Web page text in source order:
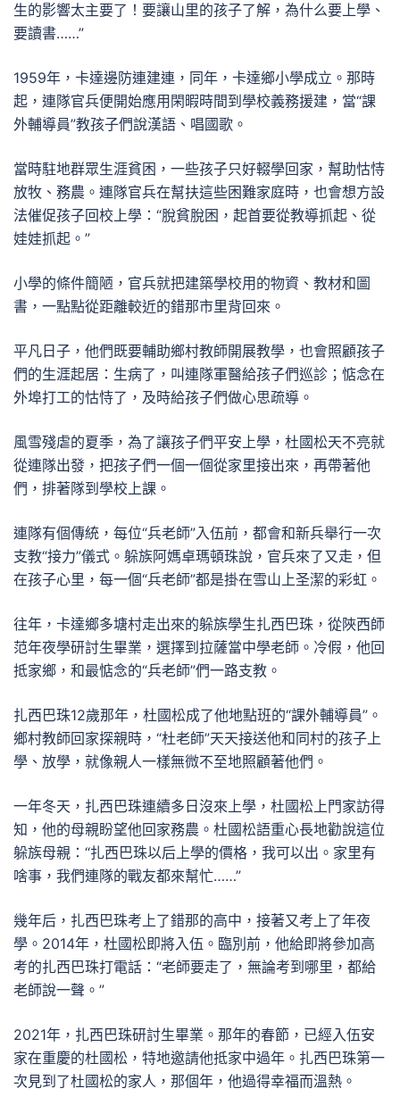
生的影響太主要了！要讓山里的孩子了解，為什么要上學、
要讀書……”
1959年，卡達邊防連建連，同年，卡達鄉小學成立。那時
起，連隊官兵便開始應用閑暇時間到學校義務援建，當“課
外輔導員”教孩子們說漢語、唱國歌。
當時駐地群眾生涯貧困，一些孩子只好輟學回家，幫助怙恃
放牧、務農。連隊官兵在幫扶這些困難家庭時，也會想方設
法催促孩子回校上學：“脫貧脫困，起首要從教導抓起、從
娃娃抓起。”
小學的條件簡陋，官兵就把建築學校用的物資、教材和圖
書，一點點從距離較近的錯那市里背回來。
平凡日子，他們既要輔助鄉村教師開展教學，也會照顧孩子
們的生涯起居：生病了，叫連隊軍醫給孩子們巡診；惦念在
外埠打工的怙恃了，及時給孩子們做心思疏導。
風雪殘虐的夏季，為了讓孩子們平安上學，杜國松天不亮就
從連隊出發，把孩子們一個一個從家里接出來，再帶著他
們，排著隊到學校上課。
連隊有個傳統，每位“兵老師”入伍前，都會和新兵舉行一次
支教“接力”儀式。躲族阿媽卓瑪頓珠說，官兵來了又走，但
在孩子心里，每一個“兵老師”都是掛在雪山上圣潔的彩虹。
往年，卡達鄉多塘村走出來的躲族學生扎西巴珠，從陜西師
范年夜學研討生畢業，選擇到拉薩當中學老師。冷假，他回
抵家鄉，和最惦念的“兵老師”們一路支教。
扎西巴珠12歲那年，杜國松成了他地點班的“課外輔導員”。
鄉村教師回家探親時，“杜老師”天天接送他和同村的孩子上
學、放學，就像親人一樣無微不至地照顧著他們。
一年冬天，扎西巴珠連續多日沒來上學，杜國松上門家訪得
知，他的母親盼望他回家務農。杜國松語重心長地勸說這位
躲族母親：“扎西巴珠以后上學的價格，我可以出。家里有
啥事，我們連隊的戰友都來幫忙……”
幾年后，扎西巴珠考上了錯那的高中，接著又考上了年夜
學。2014年，杜國松即將入伍。臨別前，他給即將參加高
考的扎西巴珠打電話：“老師要走了，無論考到哪里，都給
老師說一聲。”
2021年，扎西巴珠研討生畢業。那年的春節，已經入伍安
家在重慶的杜國松，特地邀請他抵家中過年。扎西巴珠第一
次見到了杜國松的家人，那個年，他過得幸福而溫熱。